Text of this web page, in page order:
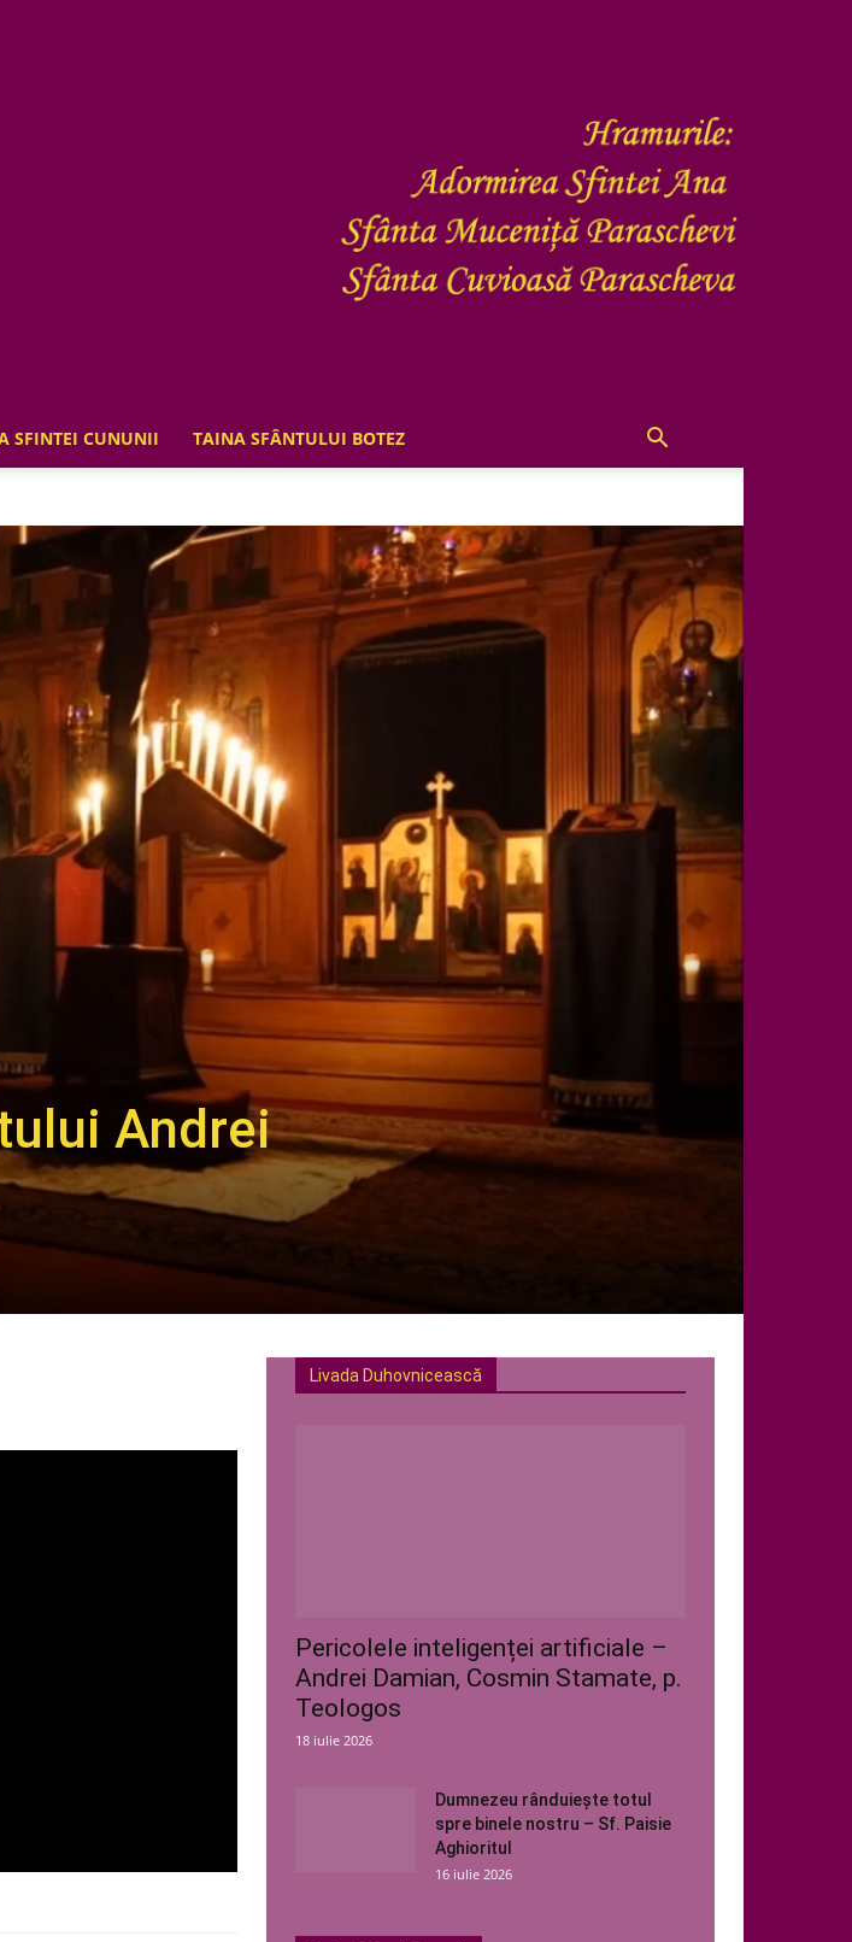
Batiștei
SFINTEI CUNUNII TAINA SFÂNTULUI BOTEZ
Andrei
Livada Duhovnicească
Pericolele inteligenței artificiale –
Andrei Damian, Cosmin Stamate, p.
Teologos
18 iulie 2026
Dumnezeu rânduiește totul
spre binele nostru – Sf. Paisie
Aghioritul
16 iulie 2026